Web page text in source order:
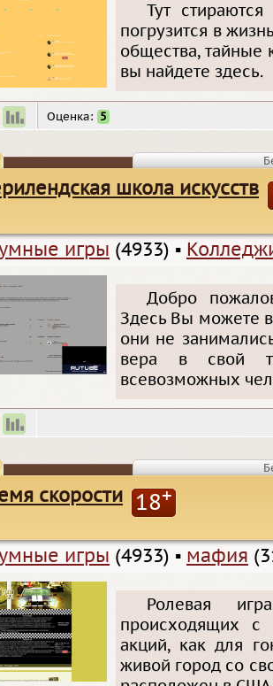
Тут
погрузится в
общества, тайные
вы найдете здесь.
Оценка: 5
школа искусств
игры (4933) ▪
Добро
Здесь Вы можете
они не
вера в свой
всевозможных
скорости 18+
игры (4933) ▪ мафия
Ролевая
происходящих с
акций, как для
живой город со